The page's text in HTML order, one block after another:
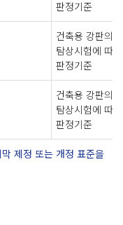
판정기준
건축용 강판의
탐상시험에 따
판정기준
건축용 강판의
탐상시험에 따
판정기준
제정 또는 개정 표준을